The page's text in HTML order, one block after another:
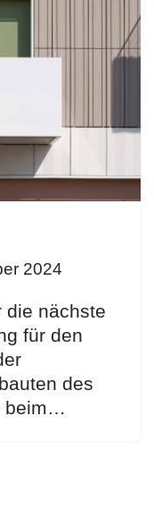
2024
die nächste
für den
des
beim…